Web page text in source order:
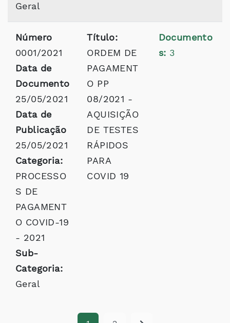
Geral
Número
0001/2021
Data de
Documento
25/05/2021
Data de
Publicação
25/05/2021
Categoria:
PROCESSO
S DE
PAGAMENT
O COVID-19
- 2021
Sub-
Categoria:
Geral
Título:
ORDEM DE
PAGAMENT
O PP
08/2021 -
AQUISIÇÃO
DE TESTES
RÁPIDOS
PARA
COVID 19
Documento
s: 3